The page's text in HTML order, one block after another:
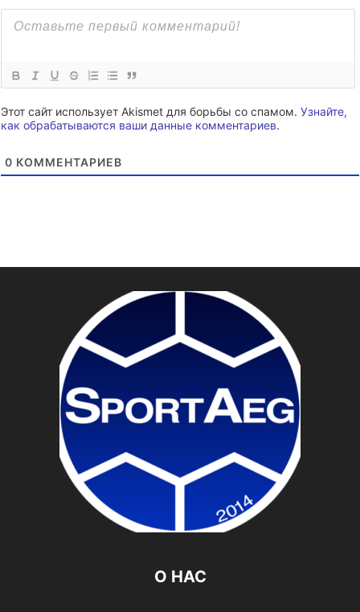
Этот сайт использует Akismet для борьбы со спамом. Узнайте,
как обрабатываются ваши данные комментариев.
0 КОММЕНТАРИЕВ
О НАС